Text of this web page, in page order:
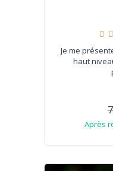
Je me
haut
Après